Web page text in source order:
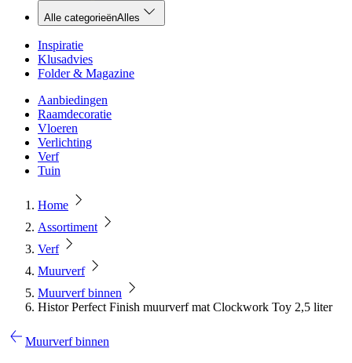
Alle categorieënAlles
Inspiratie
Klusadvies
Folder & Magazine
Aanbiedingen
Raamdecoratie
Vloeren
Verlichting
Verf
Tuin
Home
Assortiment
Verf
Muurverf
Muurverf binnen
Histor Perfect Finish muurverf mat Clockwork Toy 2,5 liter
Muurverf binnen